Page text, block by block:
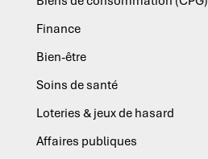
Finance
Bien-être
Soins de santé
Loteries & jeux de hasard
Affaires publiques